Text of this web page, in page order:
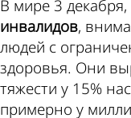
В мире 3 декабря,
инвалидов,
людей с
здоровья. Они
тяжести у 15%
примерно у